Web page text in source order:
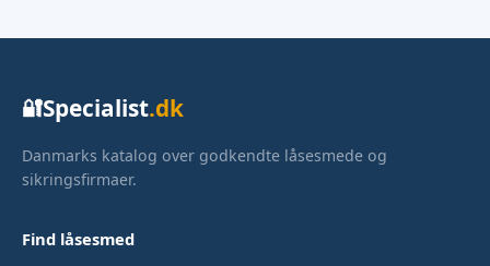
🔐Specialist.dk
Danmarks katalog over godkendte låsesmede og
sikringsfirmaer.
Find låsesmed